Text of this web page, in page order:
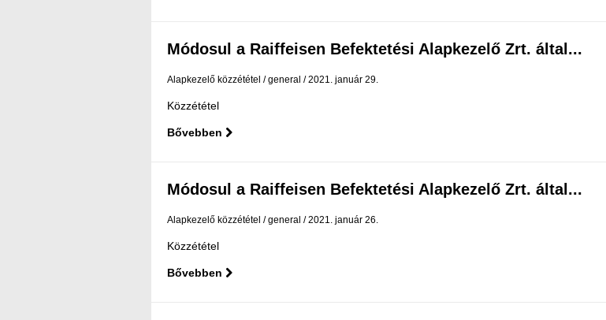
Módosul a Raiffeisen Befektetési Alapkezelő Zrt. által...
Alapkezelő közzététel general 2021. január 29.
Közzététel
Bővebben
Módosul a Raiffeisen Befektetési Alapkezelő Zrt. által...
Alapkezelő közzététel general 2021. január 26.
Közzététel
Bővebben